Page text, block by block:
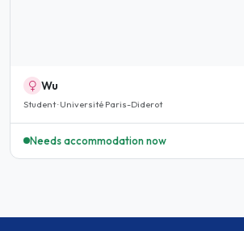
Wu
Student · Université Paris-Diderot
Needs accommodation now